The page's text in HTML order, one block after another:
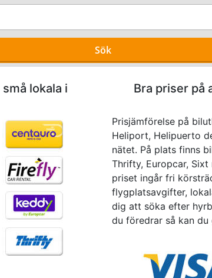
Sök
lokala i
Bra priser på
Prisjämförelse på
Heliport, Helipuerto
nätet. På plats finns
Thrifty, Europcar,
priset ingår fri
flygplatsavgifter,
dig att söka efter
du föredrar så kan